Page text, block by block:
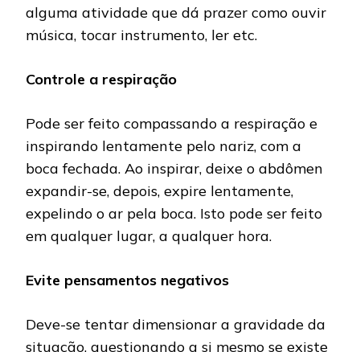
alguma atividade que dá prazer como ouvir
música, tocar instrumento, ler etc.
Controle a respiração
Pode ser feito compassando a respiração e
inspirando lentamente pelo nariz, com a
boca fechada. Ao inspirar, deixe o abdômen
expandir-se, depois, expire lentamente,
expelindo o ar pela boca. Isto pode ser feito
em qualquer lugar, a qualquer hora.
Evite pensamentos negativos
Deve-se tentar dimensionar a gravidade da
situação, questionando a si mesmo se existe